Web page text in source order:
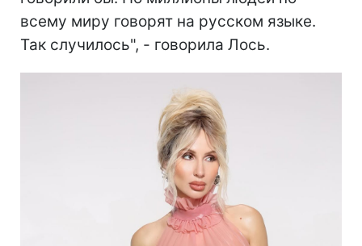
всему миру говорят на русском языке.
Так случилось", - говорила Лось.